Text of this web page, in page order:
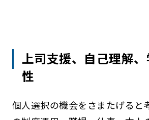
上司支援、自己理解
性
個人選択の機会をさまたげると